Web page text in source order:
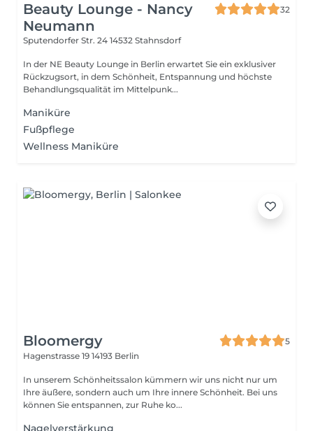
Beauty Lounge - Nancy
Neumann
32
Sputendorfer Str. 24 14532 Stahnsdorf
In der NE Beauty Lounge in Berlin erwartet Sie ein exklusiver
Rückzugsort, in dem Schönheit, Entspannung und höchste
Behandlungsqualität im Mittelpunk...
Maniküre
Fußpflege
Wellness Maniküre
Bloomergy
5
Hagenstrasse 19 14193 Berlin
In unserem Schönheitssalon kümmern wir uns nicht nur um
Ihre äußere, sondern auch um Ihre innere Schönheit. Bei uns
können Sie entspannen, zur Ruhe ko...
Nagelverstärkung